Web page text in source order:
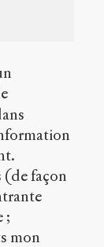
(de façon
;
mon